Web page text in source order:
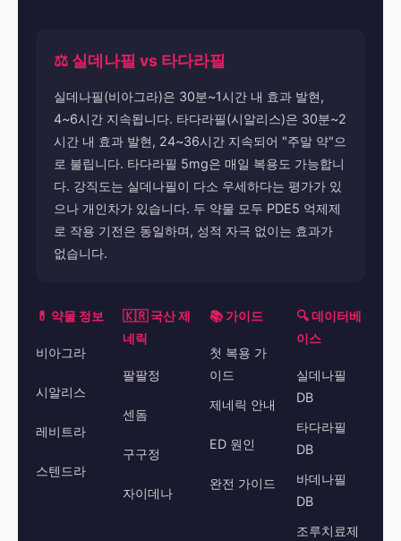
⚖️ 실데나필 vs 타다라필
실데나필(비아그라)은 30분~1시간 내 효과 발현,
4~6시간 지속됩니다. 타다라필(시알리스)은 30분~2
시간 내 효과 발현, 24~36시간 지속되어 "주말 약"으
로 불립니다. 타다라필 5mg은 매일 복용도 가능합니
다. 강직도는 실데나필이 다소 우세하다는 평가가 있
으나 개인차가 있습니다. 두 약물 모두 PDE5 억제제
로 작용 기전은 동일하며, 성적 자극 없이는 효과가
없습니다.
💊 약물 정보
비아그라
시알리스
레비트라
스텐드라
🇰🇷 국산 제
네릭
팔팔정
센돔
구구정
자이데나
📚 가이드
첫 복용 가
이드
제네릭 안내
ED 원인
완전 가이드
🔍 데이터베
이스
실데나필
DB
타다라필
DB
바데나필
DB
조루치료제